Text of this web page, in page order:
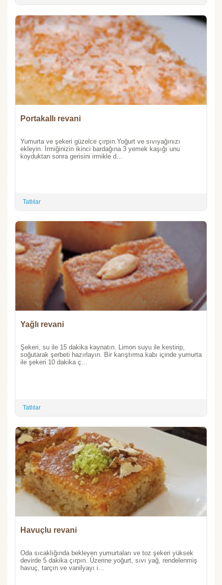
Portakallı revani
Yumurta ve şekeri güzelce çırpın.Yoğurt ve sıvıyağınızı
ekleyin. İrmiğinizin ikinci bardağına 3 yemek kaşığı unu
koyduktan sonra gerisini irmikle d...
Tatlılar
Yağlı revani
Şekeri, su ile 15 dakika kaynatın. Limon suyu ile kestirip,
soğutarak şerbeti hazırlayın. Bir karıştırma kabı içinde yumurta
ile şekeri 10 dakika ç...
Tatlılar
Havuçlu revani
Oda sıcaklığında bekleyen yumurtaları ve toz şekeri yüksek
devirde 5 dakika çırpın. Üzerine yoğurt, sıvı yağ, rendelenmiş
havuç, tarçın ve vanilyayı i...